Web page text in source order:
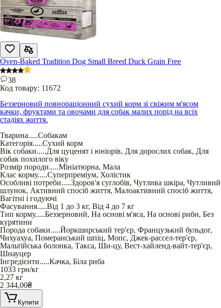
Oven-Baked Tradition Dog Small Breed Duck Grain Free
38
Код товару: 11672
Беззерновий повнораціонний сухий корм зі свіжим м'ясом
качки, фруктами та овочами для собак малих порід на всіх
стадіях життя.
Тварина.....Собакам
Категорія.....Сухий корм
Вік собаки.....Для цуценят і юніорів, Для дорослих собак, Для
собак похилого віку
Розмір породи.....Мініатюрна, Мала
Клас корму.....Суперпреміум, Холістик
Особливі потреби.....Здоров'я суглобів, Чутлива шкіра, Чутливий
шлунок, Активний спосіб життя, Малоактивний спосіб життя,
Вагітні і годуючі
Фасування.....Від 1 до 3 кг, Від 4 до 7 кг
Тип корму.....Беззерновий, На основі м'яса, На основі риби, Без
курятини
Порода собаки.....Йоркширський тер'єр, Французький бульдог,
Чихуахуа, Померанський шпіц, Мопс, Джек-рассел-тер'єр,
Мальтійська болонка, Такса, Ши-цу, Вест-хайленд-вайт-тер'єр,
Шнауцер
Інгредієнти.....Качка, Біла риба
1033 грн/кг
2,27 кг
2 344,00₴
Купити